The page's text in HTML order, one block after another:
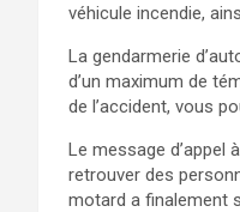
véhicule incendie,
La gendarmerie
d’un maximum de
de l’accident, vous
Le message d’appel
retrouver des
motard a finalement